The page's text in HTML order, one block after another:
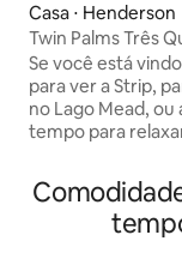
Casa ⋅ Henderson
Twin Palms Três
Retreat c/Piscina
Se você está
para ver a Strip,
no Lago Mead,
tempo para
desfrutar de um
em tudo o que
ainda ser capaz
de base de casa